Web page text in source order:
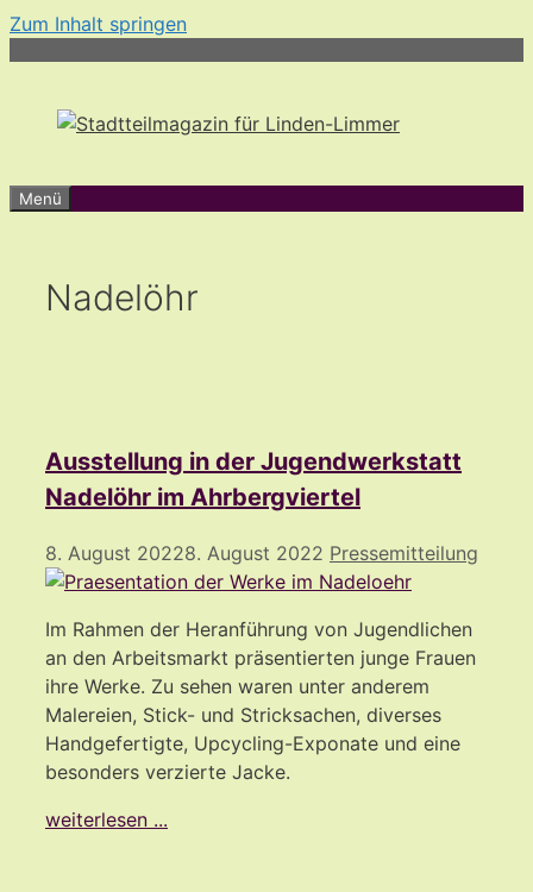
Zum Inhalt springen
Menü
Nadelöhr
Ausstellung in der Jugendwerkstatt
Nadelöhr im Ahrbergviertel
8. August 20228. August 2022 Pressemitteilung
Im Rahmen der Heranführung von Jugendlichen
an den Arbeitsmarkt präsentierten junge Frauen
ihre Werke. Zu sehen waren unter anderem
Malereien, Stick- und Stricksachen, diverses
Handgefertigte, Upcycling-Exponate und eine
besonders verzierte Jacke.
weiterlesen ...